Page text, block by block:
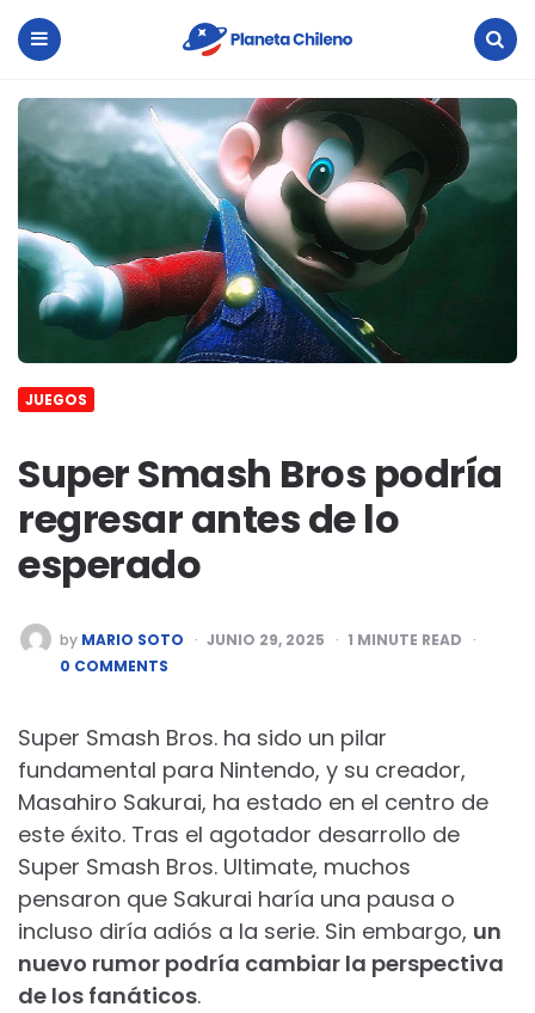
Planeta
Chileno
JUEGOS
Super Smash Bros podría
regresar antes de lo
esperado
POSTED
BY
by MARIO SOTO JUNIO 29, 2025 1 MINUTE READ
0 COMMENTS
Super Smash Bros. ha sido un pilar
fundamental para Nintendo, y su creador,
Masahiro Sakurai, ha estado en el centro de
este éxito. Tras el agotador desarrollo de
Super Smash Bros. Ultimate, muchos
pensaron que Sakurai haría una pausa o
incluso diría adiós a la serie. Sin embargo, un
nuevo rumor podría cambiar la perspectiva
de los fanáticos.